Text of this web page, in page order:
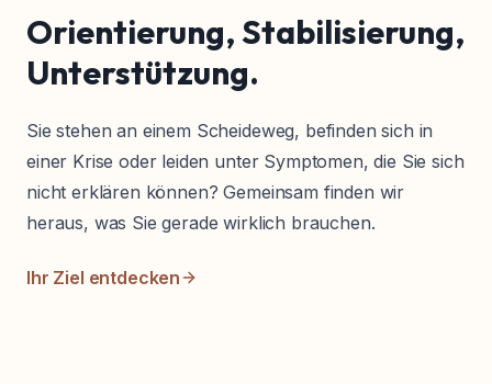
Orientierung, Stabilisierung,
Unterstützung.
Sie stehen an einem Scheideweg, befinden sich in
einer Krise oder leiden unter Symptomen, die Sie sich
nicht erklären können? Gemeinsam finden wir
heraus, was Sie gerade wirklich brauchen.
Ihr Ziel entdecken